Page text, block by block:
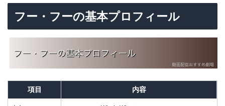
フー・フーの基本プロフィール
項目 内容